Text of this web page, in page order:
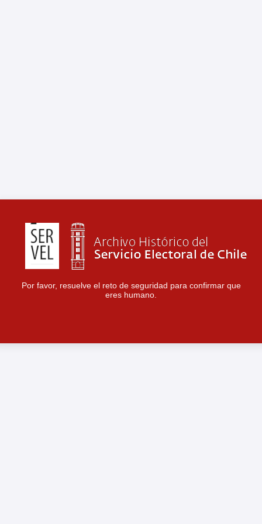
Por favor, resuelve el reto de seguridad para confirmar que
eres humano.